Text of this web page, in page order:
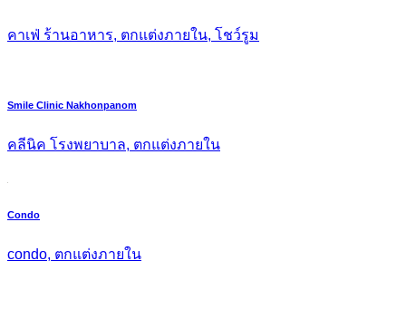
คาเฟ่ ร้านอาหาร, ตกแต่งภายใน, โชว์รูม
Smile Clinic Nakhonpanom
คลีนิค โรงพยาบาล, ตกแต่งภายใน
Condo
condo, ตกแต่งภายใน